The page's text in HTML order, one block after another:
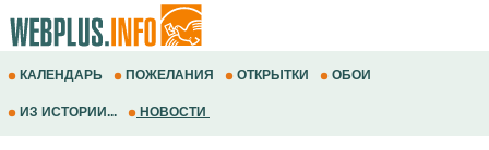
КАЛЕНДАРЬ ПОЖЕЛАНИЯ ОТКРЫТКИ ОБОИ
ИЗ ИСТОРИИ... НОВОСТИ